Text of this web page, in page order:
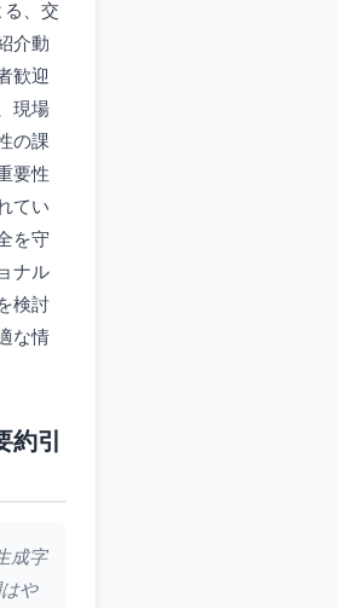
る、交
介動
歓迎
現場
の課
要性
てい
を守
ナル
検討
な情
引
成字
や